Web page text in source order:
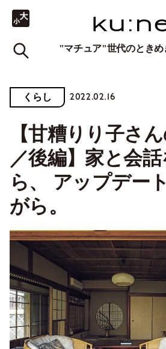
"マチュア"世代のときめ
くらし 2022.02.16
【甘糟りり子さ
／後編】家と会
ら、 アップデー
がら。